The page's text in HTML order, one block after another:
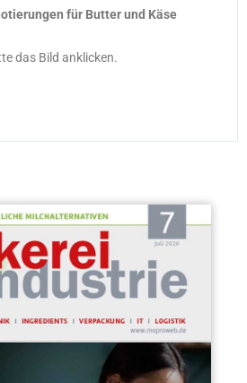
für Butter und Käse
das Bild anklicken.